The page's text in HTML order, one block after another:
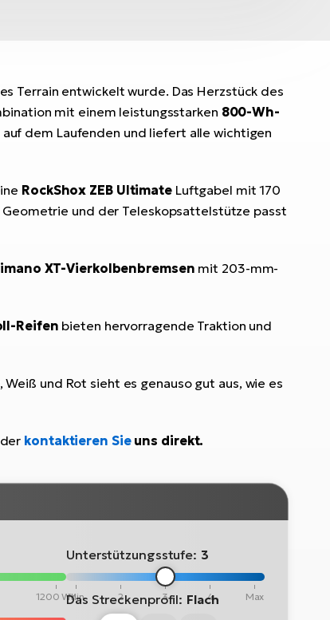
Terrain entwickelt wurde. Das Herzstück des
mit einem leistungsstarken 800-Wh-
dem Laufenden und liefert alle wichtigen
RockShox ZEB UltimateLuftgabel mit 170
und der Teleskopsattelstütze passt
XT-Vierkolbenbremsen mit 203-mm-
Reifen bieten hervorragende Traktion und
und Rot sieht es genauso gut aus, wie es
kontaktieren Sieuns direkt.
1200 Wh
Unterstützungsstufe: 3
Min 2 3 4 Max
Das Streckenprofil: Flach